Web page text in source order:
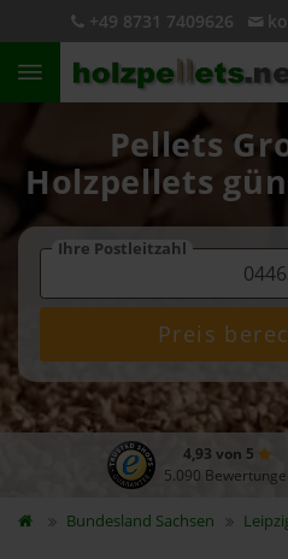
+49 8731 7409626
Pellets
Holzpellets
Ihre Postleitzahl
Preis
4,93 von 5
5.090
Bundesland Sachsen